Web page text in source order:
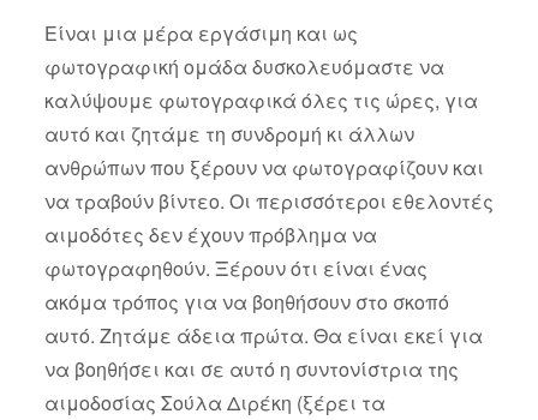
Είναι μια μέρα εργάσιμη και ως
φωτογραφική ομάδα δυσκολευόμαστε να
καλύψουμε φωτογραφικά όλες τις ώρες, για
αυτό και ζητάμε τη συνδρομή κι άλλων
ανθρώπων που ξέρουν να φωτογραφίζουν και
να τραβούν βίντεο. Οι περισσότεροι εθελοντές
αιμοδότες δεν έχουν πρόβλημα να
φωτογραφηθούν. Ξέρουν ότι είναι ένας
ακόμα τρόπος για να βοηθήσουν στο σκοπό
αυτό. Ζητάμε άδεια πρώτα. Θα είναι εκεί για
να βοηθήσει και σε αυτό η συντονίστρια της
αιμοδοσίας Σούλα Διρέκη (ξέρει τα